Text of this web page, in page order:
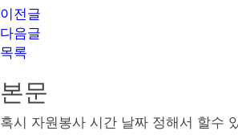
이전글
다음글
목록
본문
혹시 자원봉사 시간 날짜 정해서 할수